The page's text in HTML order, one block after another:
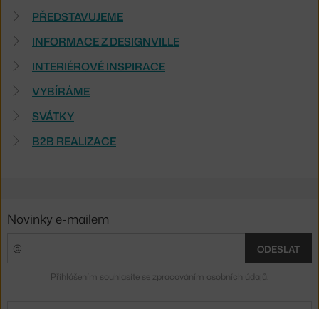
PŘEDSTAVUJEME
INFORMACE Z DESIGNVILLE
INTERIÉROVÉ INSPIRACE
VYBÍRÁME
SVÁTKY
B2B REALIZACE
Novinky e-mailem
ODESLAT
Přihlášením souhlasíte se zpracováním osobních údajů